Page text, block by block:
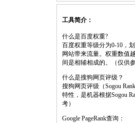
工具简介：
什么是百度权重?
百度权重等级分为0-10，
网站带来流量。权重数值
间是相辅相成的。（仅供参
什么是搜狗网页评级？
搜狗网页评级（Sogou
特性，是机器根据Sogou
考）
Google PageRank查询：